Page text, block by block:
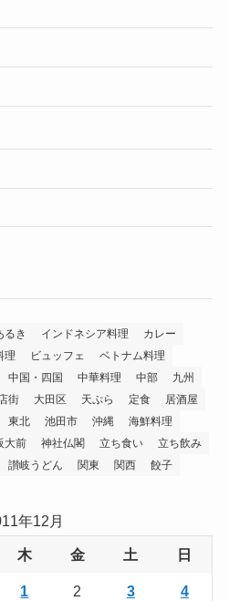
るき インドネシア料理
カレー
理 ビュッフェ
ベトナム料理
中国・四国 中華料理 中部
九州
街 大田区 天ぷら 定食
居酒屋
東北 池田市 沖縄
海鮮料理
大前 神社仏閣 立ち食い
立ち飲み
讃岐うどん 関東 関西 餃子
年12月
木 金 土 日
1 2 3 4